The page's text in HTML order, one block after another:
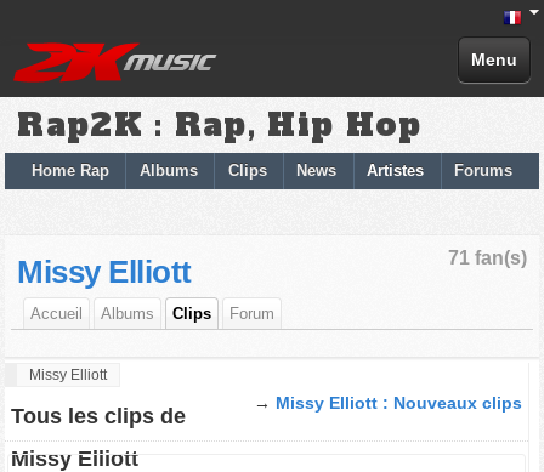
Menu
Rap2K : Rap, Hip Hop
Home Rap Albums Clips News Artistes Forums
71 fan(s)
Missy Elliott
Accueil Albums Clips Forum
Missy Elliott
→ Missy Elliott : Nouveaux clips
Tous les clips de
Missy Elliott